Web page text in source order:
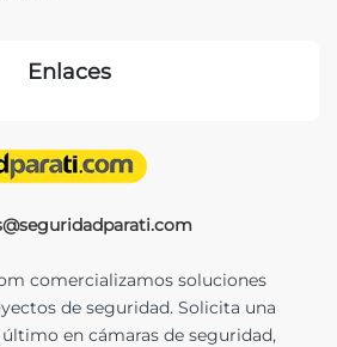
comercializamos soluciones
de seguridad. Solicita una
en cámaras de seguridad,
Enlaces